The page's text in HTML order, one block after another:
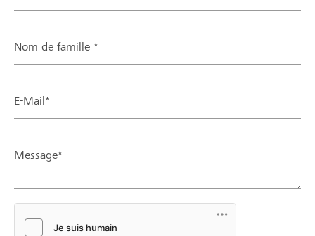
Nom de famille *
E-Mail*
Message*